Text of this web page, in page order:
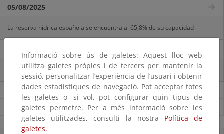
05/08/2025
La reserva hídrica española se encuentra al 65,8% de su capacidad
La reserva hídrica española se encuentra al 67% de su capacidad
Noticias sobre Agua
Ver todas las noticias
Informació sobre ús de galetes: Aquest lloc web
utilitza galetes pròpies i de tercers per mantenir la
sessió, personalitzar l’experiència de l’usuari i obtenir
dades estadístiques de navegació. Pot acceptar totes
les galetes o, si vol, pot configurar quin tipus de
galetes permetre. Per a més informació sobre les
galetes utilitzades, consulti la nostra Política de
galetes.